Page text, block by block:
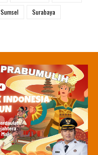
Sumsel
Surabaya